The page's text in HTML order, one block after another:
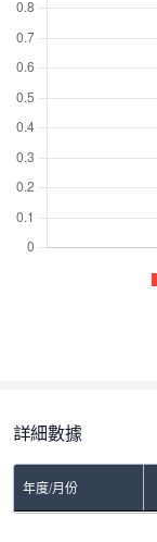
詳細數據
年度/月份